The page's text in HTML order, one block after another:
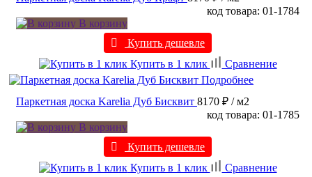
код товара: 01-1784
В корзину
Купить дешевле
Купить в 1 клик
Сравнение
Подробнее
Паркетная доска Karelia Дуб Бисквит 8170 ₽ / м2
код товара: 01-1785
В корзину
Купить дешевле
Купить в 1 клик
Сравнение